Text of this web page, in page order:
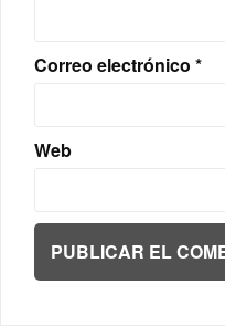
Correo electrónico *
Web